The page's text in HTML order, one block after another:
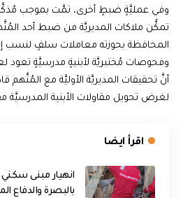
وفي عمليَّةٍ ضبطٍ أخرى، تمَّت بموجب مُذكَّرةٍ
تمكُّن ملاكات المديريَّة من ضبط أحد
المحافظة بحوزته معاملات سلفٍ لنسب
وفحوصات مُختبريَّة لأبنيةٍ مدرسيَّةٍ
أنَّ تحقيقات المديريَّة الأوليَّة مع المُتَّهم
لغرض تحويل مقاولات الأبنية المدرسيَّة
اقرأ ايضا
انهيار مبنى
بالبصرة والدفاع